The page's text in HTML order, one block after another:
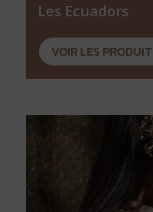
Les Ecuadors
VOIR LES